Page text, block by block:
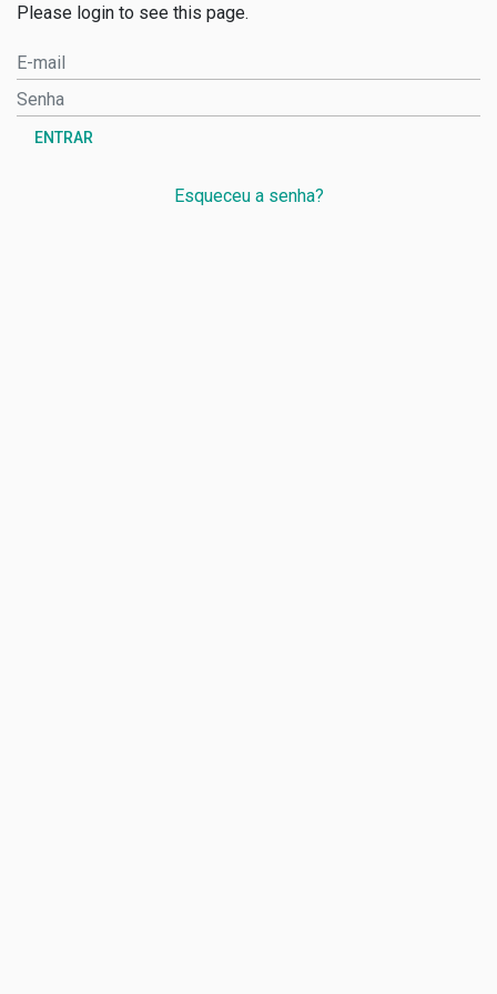
Please login to see this page.
ENTRAR
Esqueceu a senha?